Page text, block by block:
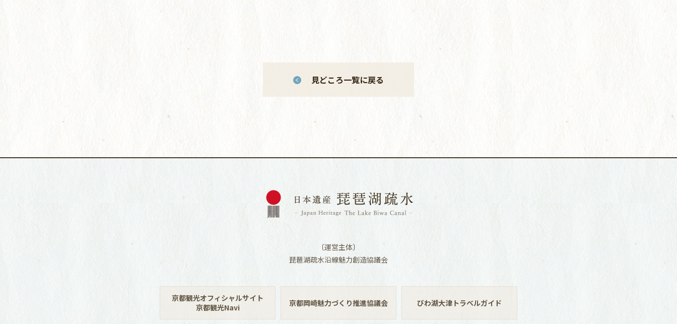
見どころ一覧に戻る
〔運営主体〕
琵琶湖疏水沿線魅力創造協議会
京都観光オフィシャルサイト
京都観光Navi
京都岡崎魅力づくり推進協議会 びわ湖大津トラベルガイド